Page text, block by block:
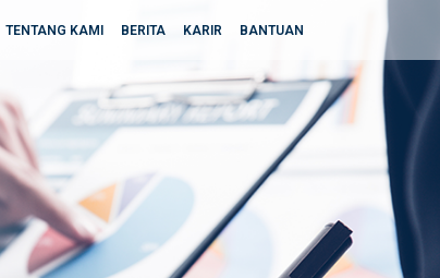
TENTANG KAMI BERITA KARIR BANTUAN